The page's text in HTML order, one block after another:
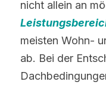
meisten Wohn-
ab. Bei der